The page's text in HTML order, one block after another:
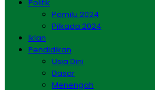
Politik
Pemilu 2024
Pilkada 2024
Iklan
Pendidikan
Usia Dini
Dasar
Menengah